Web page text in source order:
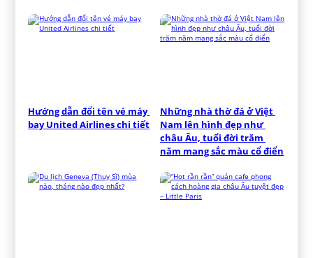
Hướng dẫn đổi tên vé máy
bay United Airlines chi tiết
Những nhà thờ đá ở Việt
Nam lên hình đẹp như
châu Âu, tuổi đời trăm
năm mang sắc màu cổ điển